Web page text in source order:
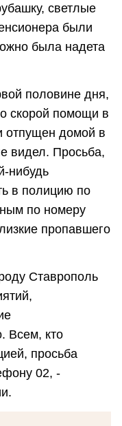
светлые
были
была надета
половине дня,
скорой помощи в
отпущен домой в
видел. Просьба,
нибудь
в полицию по
по номеру
пропавшего
Ставрополь
Всем, кто
просьба
02, -